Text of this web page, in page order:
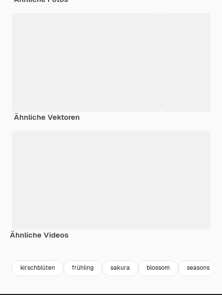
Ähnliche Vektoren
Ähnliche Videos
kirschblüten frühling sakura blossom seasons